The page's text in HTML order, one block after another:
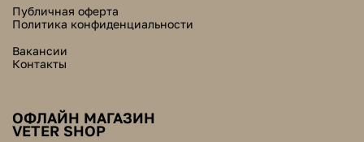
Публичная оферта
Политика конфиденциальности
Вакансии
Контакты
ОФЛАЙН МАГАЗИН
VETER SHOP